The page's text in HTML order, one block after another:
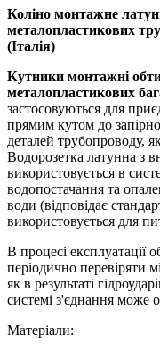
Коліно монтажне
металопластикових
(Італія)
Кутники монтажні
металопластикових
застосовуються для
прямим кутом до
деталей трубопроводу,
Водорозетка латунна з
використовується в
водопостачання та
води (відповідає
використовується для
В процесі експлуатації
періодично перевіряти
як в результаті
системі з'єднання може
Матеріали: